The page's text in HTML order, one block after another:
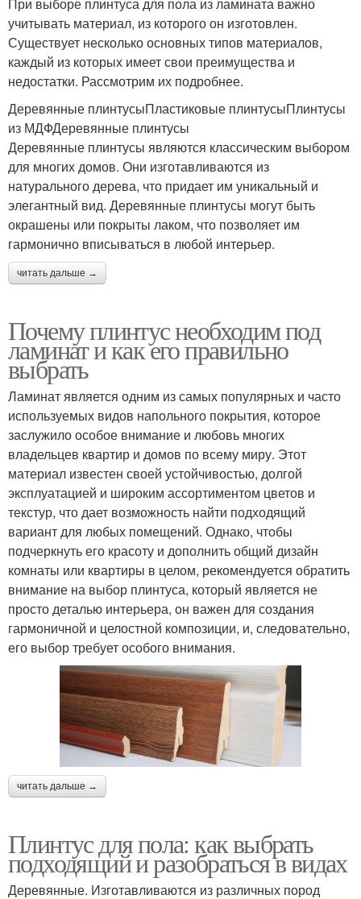
При выборе плинтуса для пола из ламината важно
учитывать материал, из которого он изготовлен.
Существует несколько основных типов материалов,
каждый из которых имеет свои преимущества и
недостатки. Рассмотрим их подробнее.
Деревянные плинтусыПластиковые плинтусыПлинтусы
из МДФДеревянные плинтусы
Деревянные плинтусы являются классическим выбором
для многих домов. Они изготавливаются из
натурального дерева, что придает им уникальный и
элегантный вид. Деревянные плинтусы могут быть
окрашены или покрыты лаком, что позволяет им
гармонично вписываться в любой интерьер.
читать дальше →
Почему плинтус необходим под
ламинат и как его правильно
выбрать
Ламинат является одним из самых популярных и часто
используемых видов напольного покрытия, которое
заслужило особое внимание и любовь многих
владельцев квартир и домов по всему миру. Этот
материал известен своей устойчивостью, долгой
эксплуатацией и широким ассортиментом цветов и
текстур, что дает возможность найти подходящий
вариант для любых помещений. Однако, чтобы
подчеркнуть его красоту и дополнить общий дизайн
комнаты или квартиры в целом, рекомендуется обратить
внимание на выбор плинтуса, который является не
просто деталью интерьера, он важен для создания
гармоничной и целостной композиции, и, следовательно,
его выбор требует особого внимания.
читать дальше →
Плинтус для пола: как выбрать
подходящий и разобраться в видах
Деревянные. Изготавливаются из различных пород